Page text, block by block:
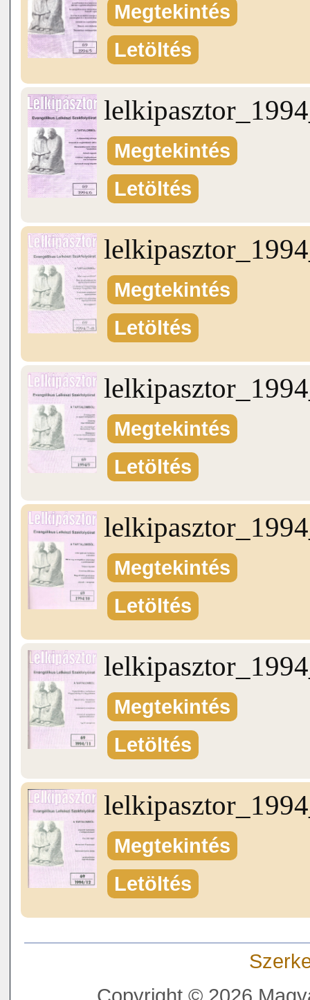
Megtekintés
Letöltés
Megtekintés
Letöltés
Megtekintés
Letöltés
Megtekintés
Letöltés
Megtekintés
Letöltés
Megtekintés
Letöltés
Megtekintés
Letöltés